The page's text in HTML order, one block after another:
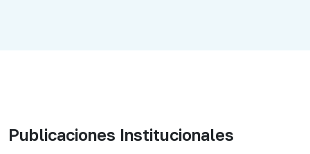
Publicaciones Institucionales